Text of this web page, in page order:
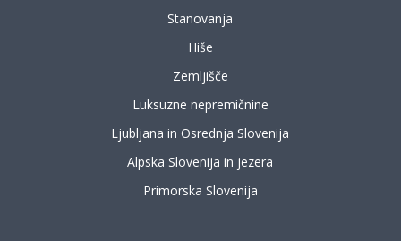
Stanovanja
Hiše
Zemljišče
Luksuzne nepremičnine
Ljubljana in Osrednja Slovenija
Alpska Slovenija in jezera
Primorska Slovenija